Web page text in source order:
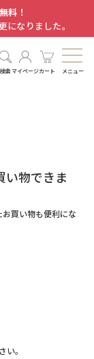
料！
なりました。
検索マイページカート メニュー
い物できま
買い物も便利にな
。